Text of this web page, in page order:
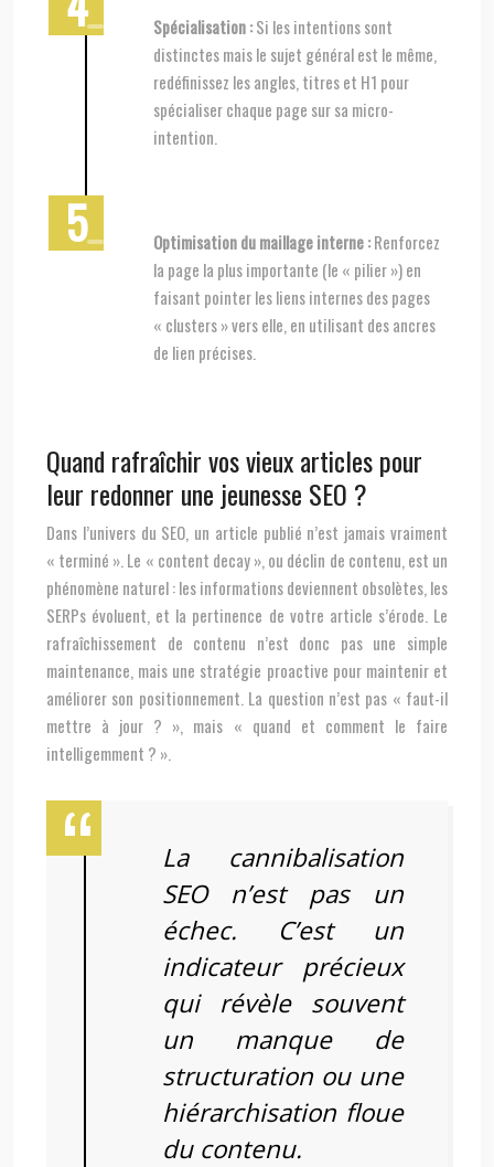
Spécialisation :Si les intentions sont
distinctes mais le sujet général est le même,
redéfinissez les angles, titres et H1 pour
spécialiser chaque page sur sa micro-
intention.
Optimisation du maillage interne :Renforcez
la page la plus importante (le « pilier ») en
faisant pointer les liens internes des pages
« clusters » vers elle, en utilisant des ancres
de lien précises.
Quand rafraîchir vos vieux articles pour
leur redonner une jeunesse SEO ?
Dans l’univers du SEO, un article publié n’est jamais vraiment
« terminé ». Le « content decay », ou déclin de contenu, est un
phénomène naturel : les informations deviennent obsolètes, les
SERPs évoluent, et la pertinence de votre article s’érode. Le
rafraîchissement de contenu n’est donc pas une simple
maintenance, mais une stratégie proactive pour maintenir et
améliorer son positionnement. La question n’est pas « faut-il
mettre à jour ? », mais « quand et comment le faire
intelligemment ? ».
La cannibalisation
SEO n’est pas un
échec. C’est un
indicateur précieux
qui révèle souvent
un manque de
structuration ou une
hiérarchisation floue
du contenu.